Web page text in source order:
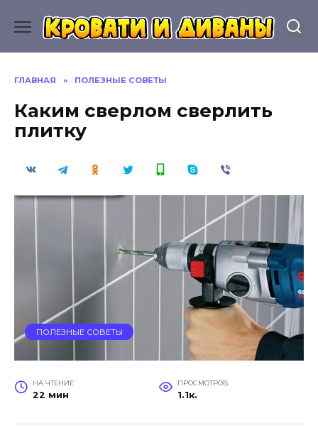
содержанию
ГЛАВНАЯ » ПОЛЕЗНЫЕ СОВЕТЫ
Каким сверлом сверлить
плитку
ПОЛЕЗНЫЕ СОВЕТЫ
НА ЧТЕНИЕ
22 мин
ПРОСМОТРОВ
1.1к.